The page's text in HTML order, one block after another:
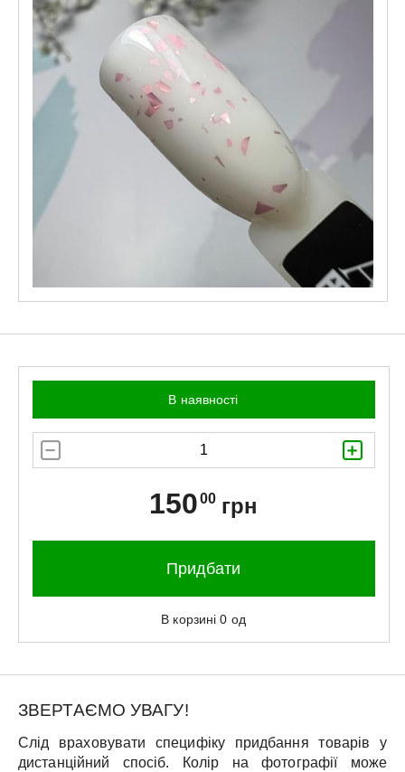
В наявності
15000 грн
Придбати
В корзині0 од
ЗВЕРТАЄМО УВАГУ!
Слід враховувати специфіку придбання товарів у
дистанційний спосіб. Колір на фотографії може